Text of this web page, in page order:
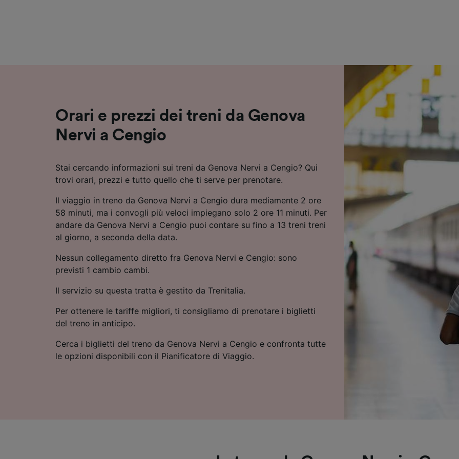
Orari e prezzi dei treni da Genova
Nervi a Cengio
Stai cercando informazioni sui treni da Genova Nervi a Cengio? Qui
trovi orari, prezzi e tutto quello che ti serve per prenotare.
Il viaggio in treno da Genova Nervi a Cengio dura mediamente 2 ore
58 minuti, ma i convogli più veloci impiegano solo 2 ore 11 minuti. Per
andare da Genova Nervi a Cengio puoi contare su fino a 13 treni treni
al giorno, a seconda della data.
Nessun collegamento diretto fra Genova Nervi e Cengio: sono
previsti 1 cambio cambi.
Il servizio su questa tratta è gestito da Trenitalia.
Per ottenere le tariffe migliori, ti consigliamo di prenotare i biglietti
del treno in anticipo.
Cerca i biglietti del treno da Genova Nervi a Cengio e confronta tutte
le opzioni disponibili con il Pianificatore di Viaggio.